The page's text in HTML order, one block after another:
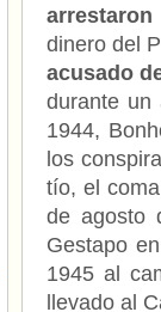
dinero del
acusado
durante un
1944,
los
tío, el
de agosto
Gestapo
1945 al
llevado al